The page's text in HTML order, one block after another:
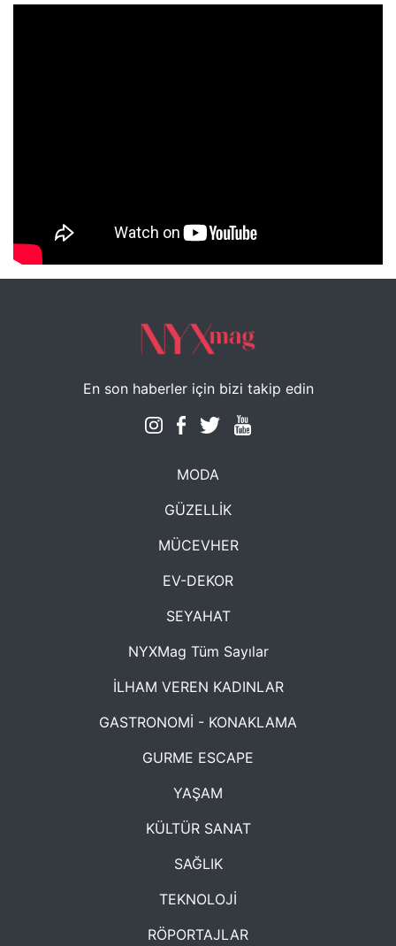
NYXmag 2. Yaş Kutlama Etkinliği
En son haberler için bizi takip edin
MODA
GÜZELLİK
MÜCEVHER
EV-DEKOR
SEYAHAT
NYXMag Tüm Sayılar
İLHAM VEREN KADINLAR
GASTRONOMİ - KONAKLAMA
GURME ESCAPE
YAŞAM
KÜLTÜR SANAT
SAĞLIK
TEKNOLOJİ
RÖPORTAJLAR